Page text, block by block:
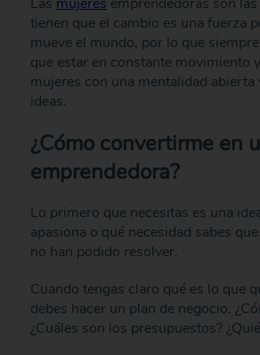
tienen que el cambio es una fuerza
mueve el mundo, por lo que
que estar en constante movimiento
mujeres con una mentalidad abierta
ideas.
¿Cómo convertirme en
emprendedora?
Lo primero que necesitas es una
apasiona o qué necesidad sabes
no han podido resolver.
Cuando tengas claro qué es lo que
debes hacer un plan de negocio.
¿Cuáles son los presupuestos?